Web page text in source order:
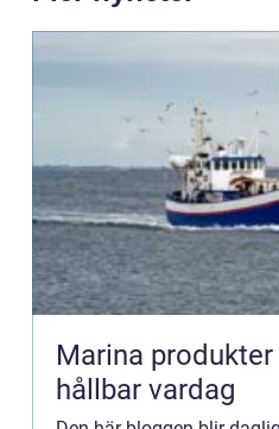
Marina produkter från hav till
hållbar vardag